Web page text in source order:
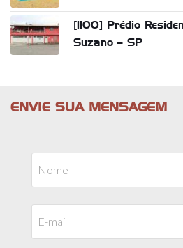
[1100] Prédio
Suzano – SP
ENVIE SUA MENSAGEM